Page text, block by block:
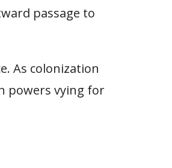
passage to
As colonization
powers vying for